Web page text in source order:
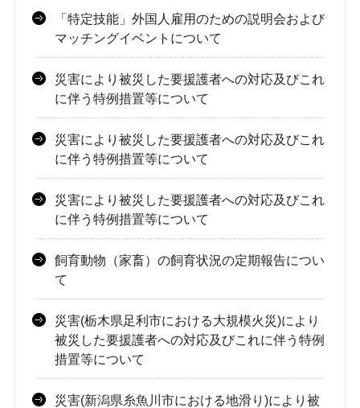
「特定技能」外国人雇用のための説明会および
マッチングイベントについて
災害により被災した要援護者への対応及びこれ
に伴う特例措置等について
災害により被災した要援護者への対応及びこれ
に伴う特例措置等について
災害により被災した要援護者への対応及びこれ
に伴う特例措置等について
飼育動物（家畜）の飼育状況の定期報告につい
て
災害(栃木県足利市における大規模火災)により
被災した要援護者への対応及びこれに伴う特例
措置等について
災害(新潟県糸魚川市における地滑り)により被